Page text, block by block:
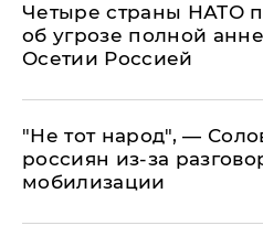
Четыре страны НАТО
об угрозе полной
Осетии Россией
​"Не тот народ", —
россиян из-за
мобилизации